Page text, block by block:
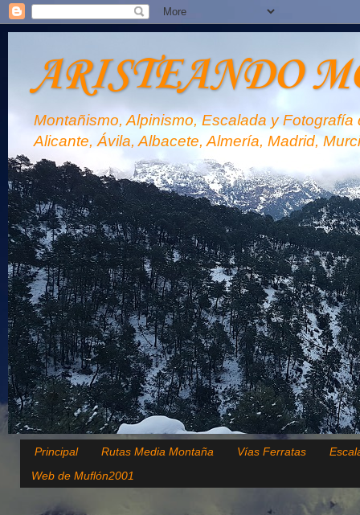
ARISTEANDO
Montañismo, Alpinismo, Escalada y
Alicante, Ávila, Albacete, Almería, Madrid,
Principal Rutas Media Montaña Vías Ferratas
Web de Muflón2001